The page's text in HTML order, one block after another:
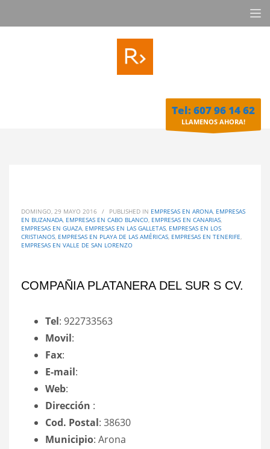
Tel: 607 96 14 62
LLAMENOS AHORA!
DOMINGO, 29 MAYO 2016 / PUBLISHED IN EMPRESAS EN ARONA, EMPRESAS
EN BUZANADA, EMPRESAS EN CABO BLANCO, EMPRESAS EN CANARIAS,
EMPRESAS EN GUAZA, EMPRESAS EN LAS GALLETAS, EMPRESAS EN LOS
CRISTIANOS, EMPRESAS EN PLAYA DE LAS AMÉRICAS, EMPRESAS EN TENERIFE,
EMPRESAS EN VALLE DE SAN LORENZO
COMPAÑIA PLATANERA DEL SUR S CV.
Tel: 922733563
Movil:
Fax:
E-mail:
Web:
Dirección :
Cod. Postal: 38630
Municipio: Arona